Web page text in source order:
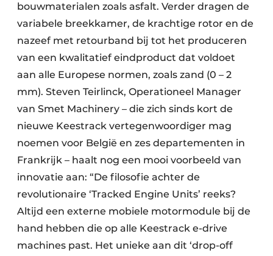
bouwmaterialen zoals asfalt. Verder dragen de
variabele breekkamer, de krachtige rotor en de
nazeef met retourband bij tot het produceren
van een kwalitatief eindproduct dat voldoet
aan alle Europese normen, zoals zand (0 – 2
mm). Steven Teirlinck, Operationeel Manager
van Smet Machinery – die zich sinds kort de
nieuwe Keestrack vertegenwoordiger mag
noemen voor België en zes departementen in
Frankrijk – haalt nog een mooi voorbeeld van
innovatie aan: “De filosofie achter de
revolutionaire ‘Tracked Engine Units’ reeks?
Altijd een externe mobiele motormodule bij de
hand hebben die op alle Keestrack e-drive
machines past. Het unieke aan dit ‘drop-off